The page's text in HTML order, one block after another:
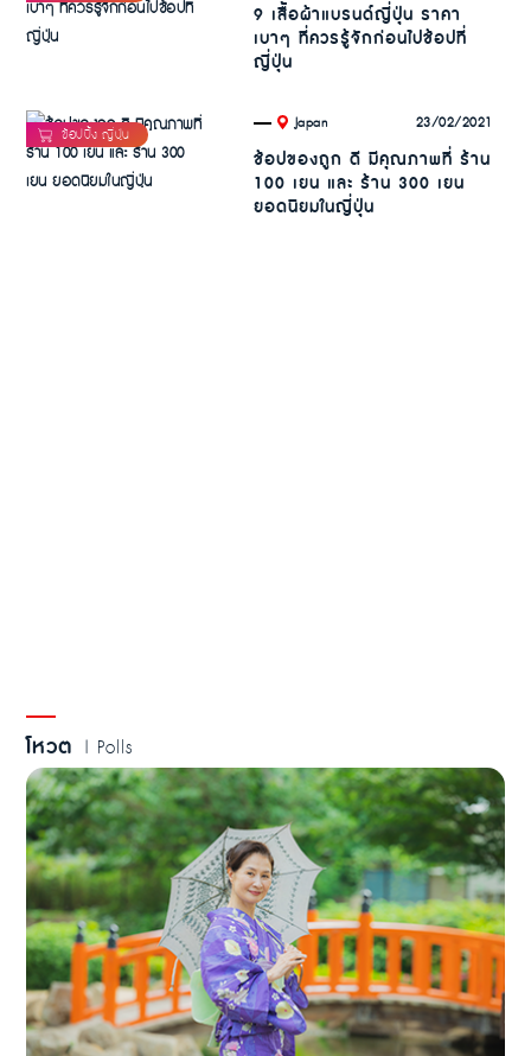
9 เสื้อผ้าแบรนด์ญี่ปุ่น ราคา
เบาๆ ที่ควรรู้จักก่อนไปช้อปที่
ญี่ปุ่น
. Japan 23/02/2021
ช้อปของถูก ดี มีคุณภาพที่ ร้าน
100 เยน และ ร้าน 300 เยน
ยอดนิยมในญี่ปุ่น
โหวต | Polls